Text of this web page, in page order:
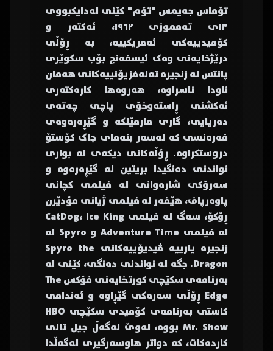
تۆماس جەیمس "تۆم" کێنی لەدایکبووی
١٣ی تەمموزی ١٩٦٢، ئەکتەر و
کۆمیدییەکی ئەمریکییە، بە ڕۆڵی
درێژخایەنی وەک ئیسفەنج بۆب سکوێری
پانتس لە زنجیرە تەلەفزیۆنییەکانی هەمان
ناودا ناسراوە، هەروەها کارەکتەری
ئەکشنی ڕاستەوخۆی پاچی چەتەی
دەریایی، گاری مارمێلکە و گێڕەرەوەی
فەرەنسی کە لەسەر بنەمای جاک کۆستۆ
دروستکراوە. ڕۆڵەکانی دیکەی لە بواری
نواندنی دەنگیدا بریتین لە گێڕەرەوە و
سەرۆکی شارەوانی لە فیلمی کچانی
پاوەرپاف، هێفەر لە فیلمی ژیانی مۆدێرن
ڕۆکۆ، سەگ لە فیلمی CatDog، Ice King
لە فیلمی Adventure Time و Spyro لە
زنجیرە یارییە ڤیدیۆییەکانی Spyro the
Dragon. جگە لە نواندنی دەنگی، کێنی لە
بەرنامەی سکێچی کورتخایەنی فۆکس The
Edge ڕۆڵی سەرەکی گێڕاوە و ئەندامی
کاستی بەرنامەی کۆمیدی سکێچی HBO
Mr. Show بووە، لەوێ لەگەڵ جیل تالی
کاردەکات، کە دواتر هاوسەرگیری لەگەڵدا